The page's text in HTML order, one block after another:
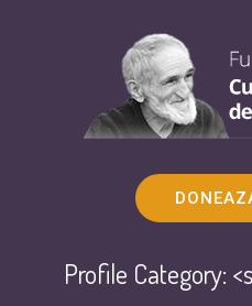
Profile Category: